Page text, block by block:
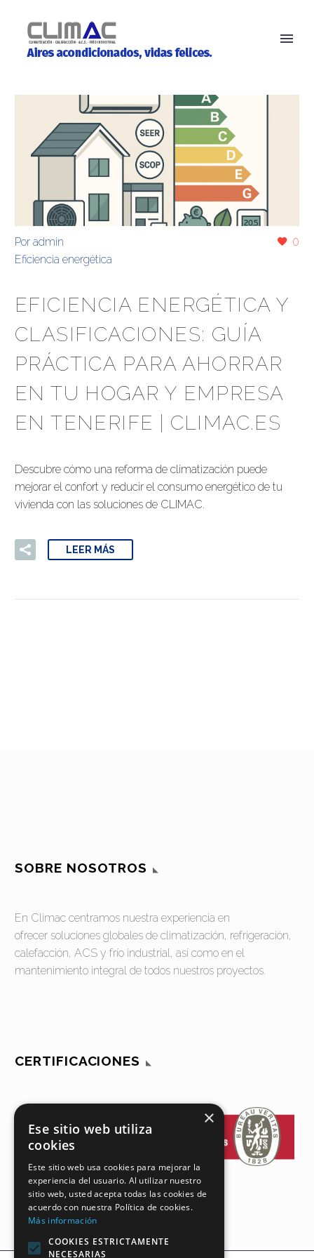
0
Por admin
Eficiencia energética
EFICIENCIA ENERGÉTICA Y
CLASIFICACIONES: GUÍA
PRÁCTICA PARA AHORRAR
EN TU HOGAR Y EMPRESA
EN TENERIFE | CLIMAC.ES
Descubre cómo una reforma de climatización puede
mejorar el confort y reducir el consumo energético de tu
vivienda con las soluciones de CLIMAC.
LEER MÁS
SOBRE NOSOTROS
En Climac centramos nuestra experiencia en
ofrecer soluciones globales de climatización, refrigeración,
calefacción, ACS y frío industrial, así como en el
mantenimiento integral de todos nuestros proyectos.
CERTIFICACIONES
×
Ese sitio web utiliza
cookies
Este sitio web usa cookies para mejorar la
experiencia del usuario. Al utilizar nuestro
sitio web, usted acepta todas las cookies de
acuerdo con nuestra Política de cookies.
Más información
COOKIES ESTRICTAMENTE
NECESARIAS